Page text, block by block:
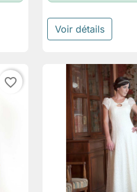
Voir détails
favorite_border